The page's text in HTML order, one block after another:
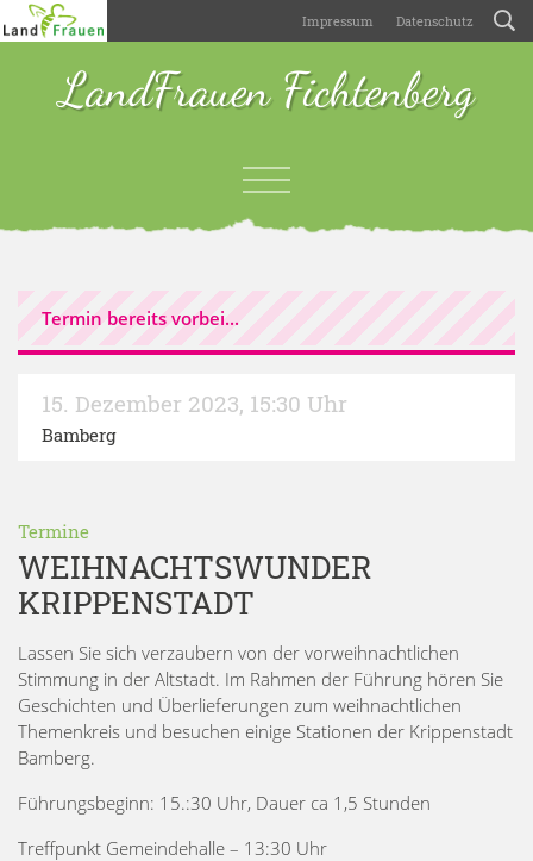
Impressum Datenschutz
LandFrauen Fichtenberg
Termin bereits vorbei...
15. Dezember 2023, 15:30 Uhr
Bamberg
Termine
WEIHNACHTSWUNDER
KRIPPENSTADT
Lassen Sie sich verzaubern von der vorweihnachtlichen
Stimmung in der Altstadt. Im Rahmen der Führung hören Sie
Geschichten und Überlieferungen zum weihnachtlichen
Themenkreis und besuchen einige Stationen der Krippenstadt
Bamberg.
Führungsbeginn: 15.:30 Uhr, Dauer ca 1,5 Stunden
Treffpunkt Gemeindehalle – 13:30 Uhr